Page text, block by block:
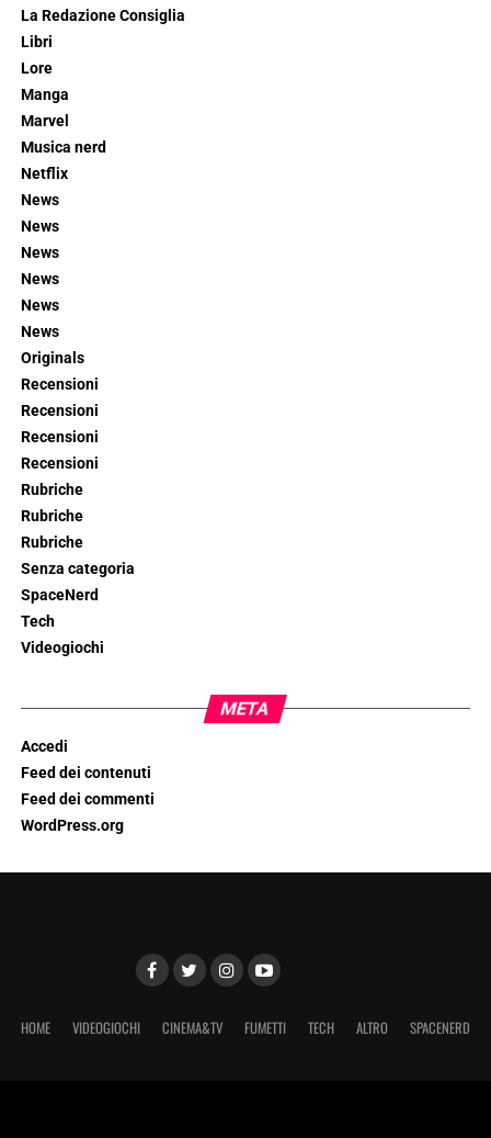
La Redazione Consiglia
Libri
Lore
Manga
Marvel
Musica nerd
Netflix
News
News
News
News
News
News
Originals
Recensioni
Recensioni
Recensioni
Recensioni
Rubriche
Rubriche
Rubriche
Senza categoria
SpaceNerd
Tech
Videogiochi
META
Accedi
Feed dei contenuti
Feed dei commenti
WordPress.org
HOME VIDEOGIOCHI CINEMA&TV FUMETTI TECH ALTRO SPACENERD